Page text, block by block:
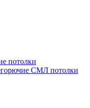
потолки
СМЛ потолки